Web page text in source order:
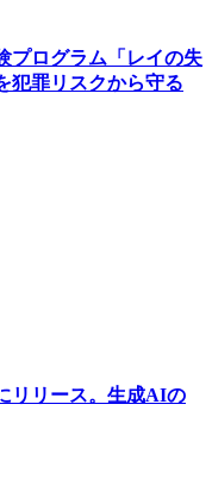
プログラム「レイの失
犯罪リスクから守る
リリース。生成AIの